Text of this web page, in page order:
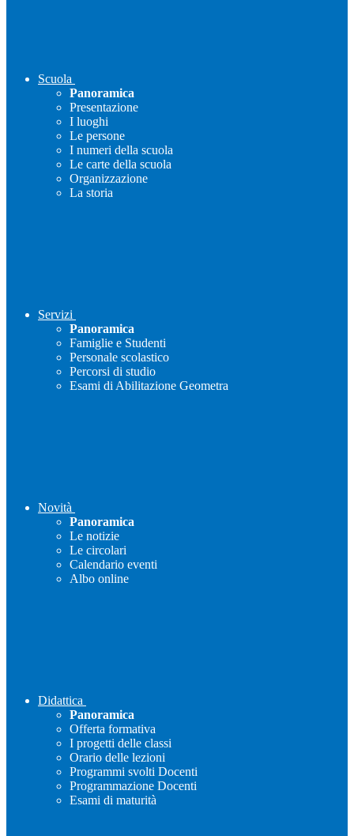
Scuola
Panoramica
Presentazione
I luoghi
Le persone
I numeri della scuola
Le carte della scuola
Organizzazione
La storia
Servizi
Panoramica
Famiglie e Studenti
Personale scolastico
Percorsi di studio
Esami di Abilitazione Geometra
Novità
Panoramica
Le notizie
Le circolari
Calendario eventi
Albo online
Didattica
Panoramica
Offerta formativa
I progetti delle classi
Orario delle lezioni
Programmi svolti Docenti
Programmazione Docenti
Esami di maturità